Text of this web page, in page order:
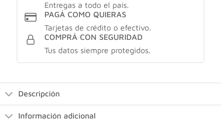
Entregas a todo el país.
PAGÁ COMO QUIERAS
Tarjetas de crédito o efectivo.
COMPRÁ CON SEGURIDAD
Tus datos siempre protegidos.
Descripción
Información adicional